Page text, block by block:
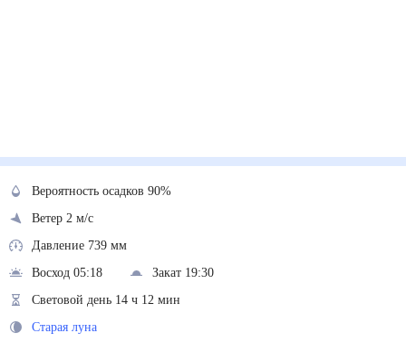
Вероятность осадков 90%
Ветер 2 м/с
Давление 739 мм
Восход 05:18
Закат 19:30
Световой день 14 ч 12 мин
Старая луна